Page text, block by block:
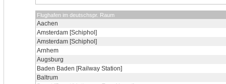
Flughafen im deutschspr. Raum
Aachen
Amsterdam [Schiphol]
Amsterdam [Schiphol]
Arnhem
Augsburg
Baden Baden [Railway Station]
Baltrum